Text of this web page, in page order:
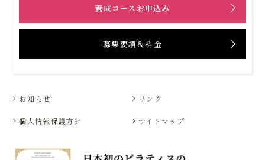
養成コースお申込み
募集要項＆料金
お知らせ リンク
個人情報保護方針 サイトマップ